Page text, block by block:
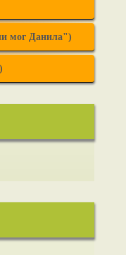
мог Данила")